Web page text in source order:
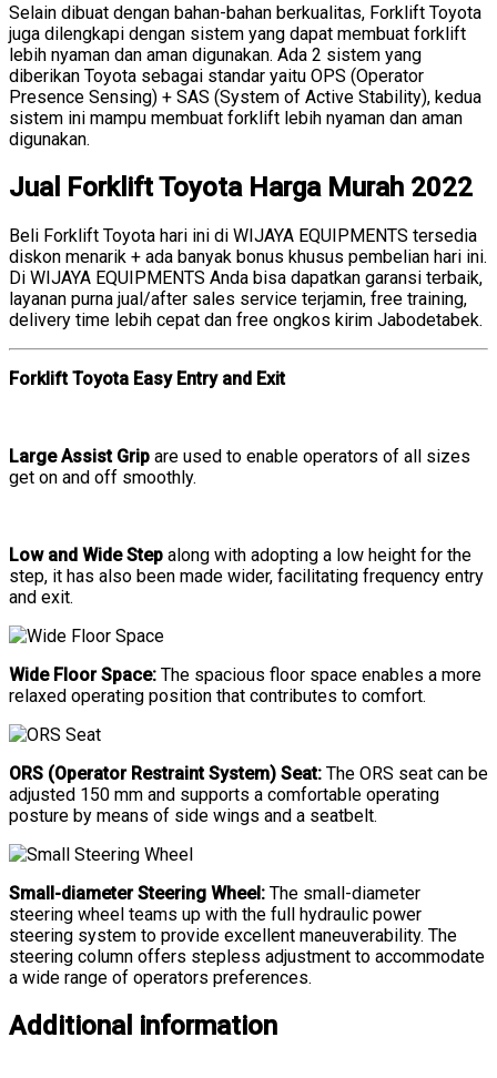
Selain dibuat dengan bahan-bahan berkualitas, Forklift Toyota
juga dilengkapi dengan sistem yang dapat membuat forklift
lebih nyaman dan aman digunakan. Ada 2 sistem yang
diberikan Toyota sebagai standar yaitu OPS (Operator
Presence Sensing) + SAS (System of Active Stability), kedua
sistem ini mampu membuat forklift lebih nyaman dan aman
digunakan.
Jual Forklift Toyota Harga Murah 2022
Beli Forklift Toyota hari ini di WIJAYA EQUIPMENTS tersedia
diskon menarik + ada banyak bonus khusus pembelian hari ini.
Di WIJAYA EQUIPMENTS Anda bisa dapatkan garansi terbaik,
layanan purna jual/after sales service terjamin, free training,
delivery time lebih cepat dan free ongkos kirim Jabodetabek.
Forklift Toyota Easy Entry and Exit
Large Assist Grip are used to enable operators of all sizes
get on and off smoothly.
Low and Wide Step along with adopting a low height for the
step, it has also been made wider, facilitating frequency entry
and exit.
Wide Floor Space: The spacious floor space enables a more
relaxed operating position that contributes to comfort.
ORS (Operator Restraint System) Seat: The ORS seat can be
adjusted 150 mm and supports a comfortable operating
posture by means of side wings and a seatbelt.
Small-diameter Steering Wheel: The small-diameter
steering wheel teams up with the full hydraulic power
steering system to provide excellent maneuverability. The
steering column offers stepless adjustment to accommodate
a wide range of operators preferences.
Additional information